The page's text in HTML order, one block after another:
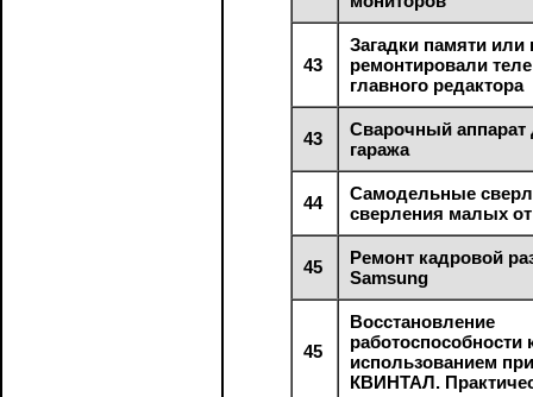
43
Загадки памяти
ремонтировали
главного редактора
43
Сварочный
гаража
44
Самодельные
сверления малых
45
Ремонт кадровой
Samsung
45
Восстановление
работоспособности
использованием
КВИНТАЛ.